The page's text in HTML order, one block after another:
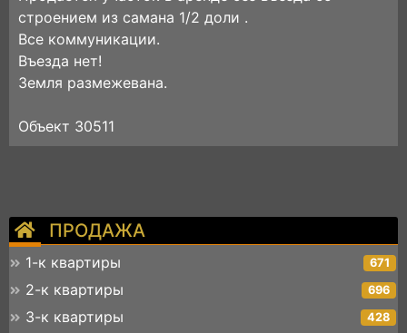
ПРОДАЖА
1-к квартиры 671
2-к квартиры 696
3-к квартиры 428
строением из самана 1/2 доли .
Все коммуникации.
Въезда нет!
Земля размежевана.
Объект 30511